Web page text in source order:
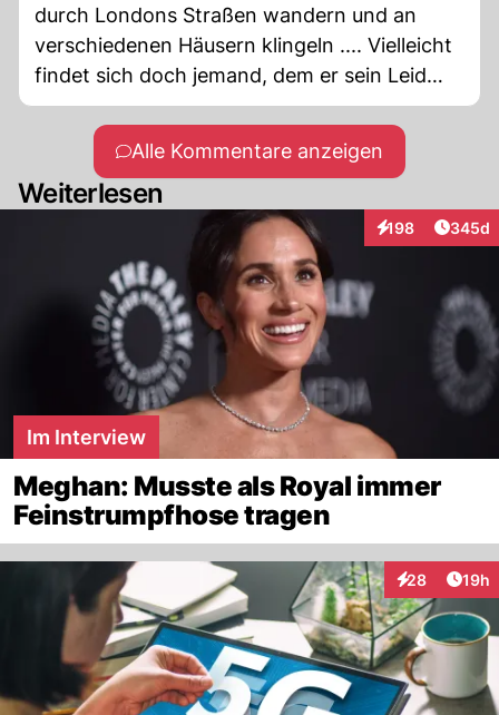
durch Londons Straßen wandern und an
verschiedenen Häusern klingeln .... Vielleicht
findet sich doch jemand, dem er sein Leid
klagen kann; wenn nicht seinem Vater....
Alle Kommentare anzeigen
Weiterlesen
198
Interaktionen345d
Im Interview
Meghan: Musste als Royal immer
Feinstrumpfhose tragen
28
Interaktionen
19h